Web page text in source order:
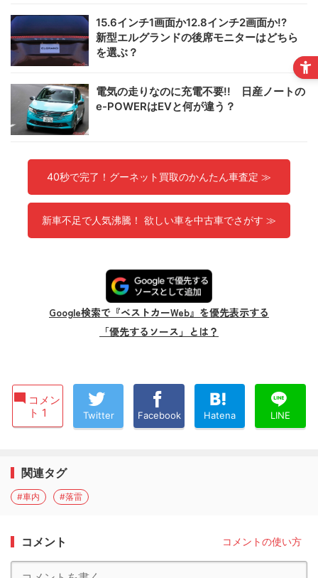
15.6インチ1画面か12.8インチ2画面か!?
新型エルグランドの後席モニターはどちら
を選ぶ？
電気の走りなのに充電不要!! 日産ノートの
e-POWERはEVと何が違う？
40秒で完了！グーネット買取のかんたん車査定 ≫
新車不足で人気沸騰！ 欲しい車を中古車でさがす ≫
Google検索で『ベストカーWeb』を優先表示する
「優先するソース」とは？
コメン
ト 1
Twitter Facebook Hatena LINE
関連タグ
#車内 #落雷
コメント コメントの使い方